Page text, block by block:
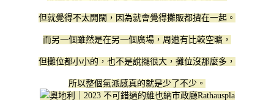
但就覺得不太開闊，因為就會覺得攤販都擠在一起。
而另一個雖然是在另一個廣場，周遭有比較空曠，
但攤位都小小的，也不是說擺很大，攤位沒那麼多，
所以整個氣派感真的就是少了不少。